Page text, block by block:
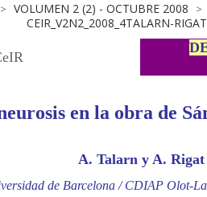
> VOLUMEN 2 (2) - OCTUBRE 2008 >
CEIR_V2N2_2008_4TALARN-RIGAT
en la obra de
A. Talarn y A. Rigat
de Barcelona / CDIAP Olot-